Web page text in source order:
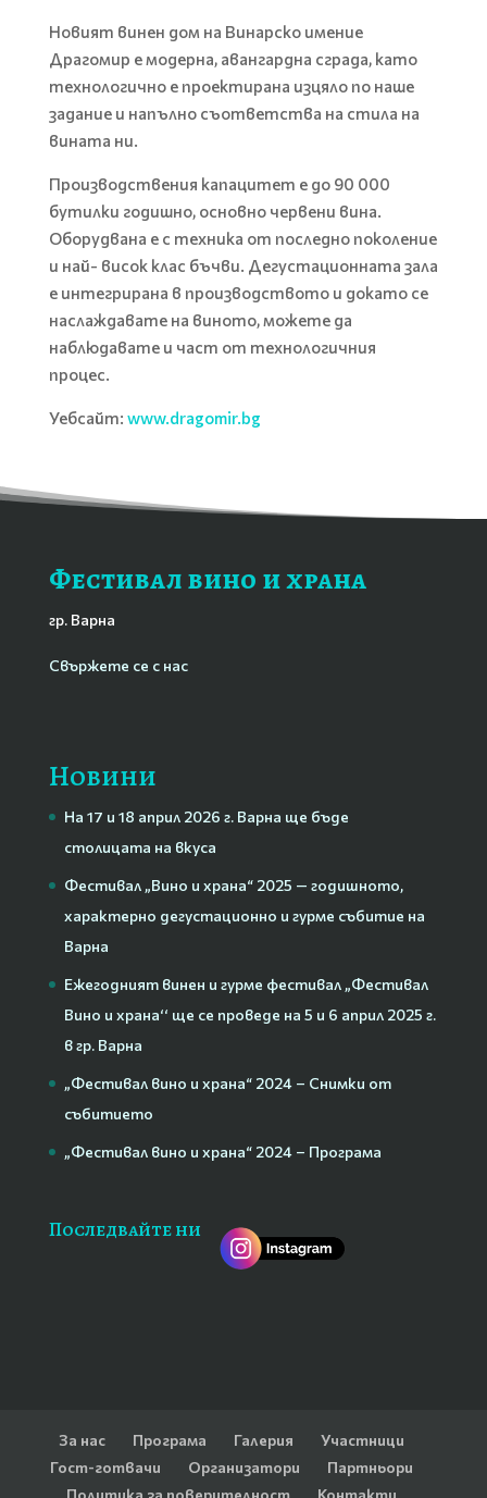
Новият винен дом на Винарско имение
Драгомир е модерна, авангардна сграда, като
технологично е проектирана изцяло по наше
задание и напълно съответства на стила на
вината ни.
Производствения капацитет е до 90 000
бутилки годишно, основно червени вина.
Оборудвана е с техника от последно поколение
и най- висок клас бъчви. Дегустационната зала
е интегрирана в производството и докато се
наслаждавате на виното, можете да
наблюдавате и част от технологичния
процес.
Уебсайт: www.dragomir.bg
Фестивал вино и храна
гр. Варна
Свържете се с нас
Новини
На 17 и 18 април 2026 г. Варна ще бъде
столицата на вкуса
Фестивал „Вино и храна“ 2025 — годишното,
характерно дегустационно и гурме събитие на
Варна
Ежегодният винен и гурме фестивал „Фестивал
Вино и храна‘‘ ще се проведе на 5 и 6 април 2025 г.
в гр. Варна
„Фестивал вино и храна“ 2024 – Снимки от
събитието
„Фестивал вино и храна“ 2024 – Програма
Последвайте ни
За нас Програма Галерия
Участници
Гост-готвачи
Организатори
Партньори
Политика за поверителност
Контакти